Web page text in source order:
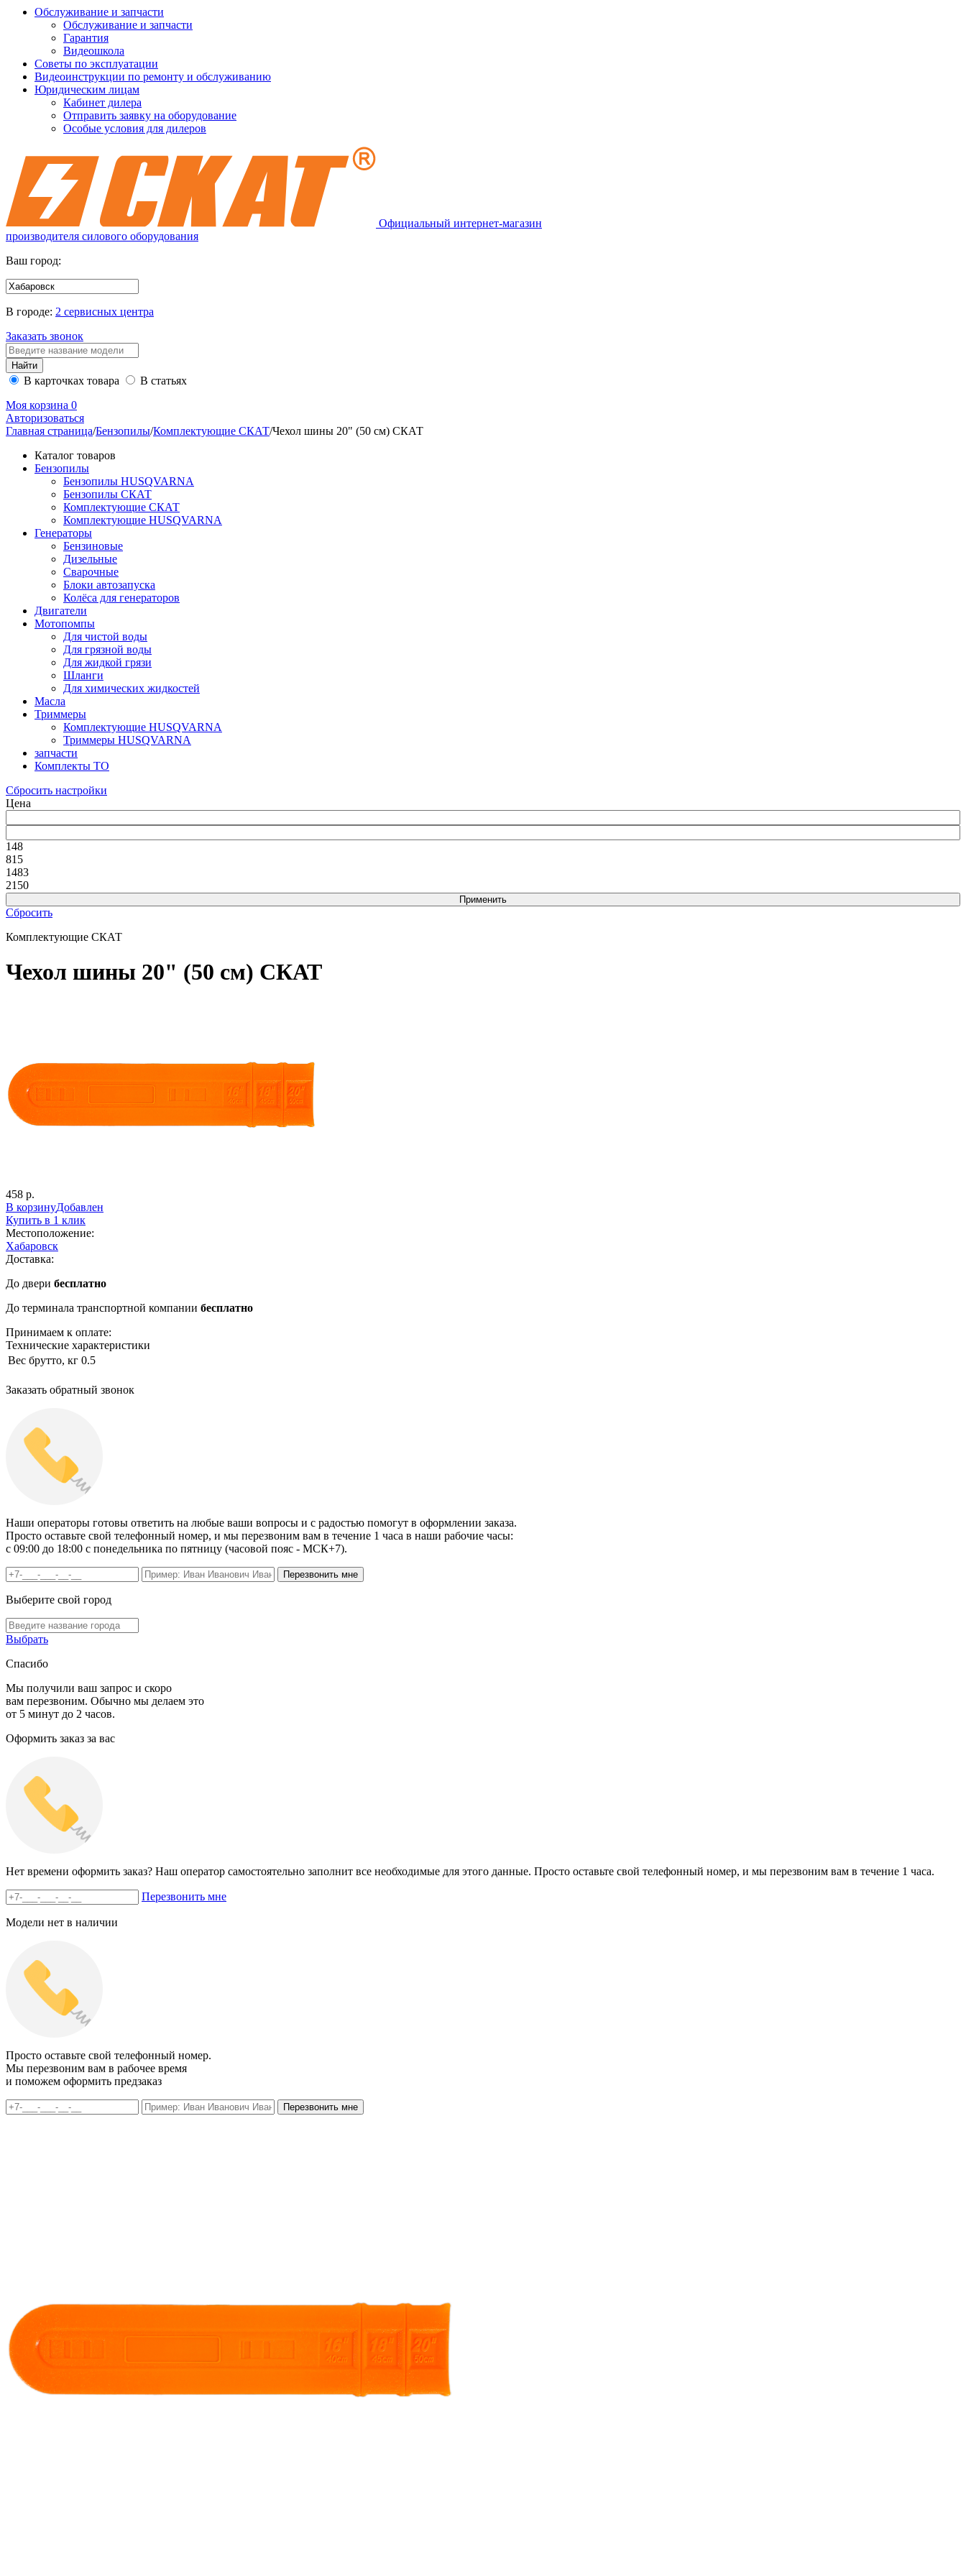
Обслуживание и запчасти
Обслуживание и запчасти
Гарантия
Видеошкола
Советы по эксплуатации
Видеоинструкции по ремонту и обслуживанию
Юридическим лицам
Кабинет дилера
Отправить заявку на оборудование
Особые условия для дилеров
Официальный интернет-магазин
производителя силового оборудования
Ваш город:
В городе: 2 сервисных центра
Заказать звонок
В карточках товара
В статьях
Моя корзина 0
Авторизоваться
Главная страница/Бензопилы/Комплектующие СКАТ/Чехол шины 20" (50 см) СКАТ
Каталог товаров
Бензопилы
Бензопилы HUSQVARNA
Бензопилы СКАТ
Комплектующие СКАТ
Комплектующие HUSQVARNA
Генераторы
Бензиновые
Дизельные
Сварочные
Блоки автозапуска
Колёса для генераторов
Двигатели
Мотопомпы
Для чистой воды
Для грязной воды
Для жидкой грязи
Шланги
Для химических жидкостей
Масла
Триммеры
Комплектующие HUSQVARNA
Триммеры HUSQVARNA
запчасти
Комплекты ТО
Сбросить настройки
Цена
148
815
1483
2150
Сбросить
Комплектующие СКАТ
Чехол шины 20" (50 см) СКАТ
458 р.
В корзинуДобавлен
Купить в 1 клик
Местоположение:
Хабаровск
Доставка:
До двери бесплатно
До терминала транспортной компании бесплатно
Принимаем к оплате:
Технические характеристики
Вес брутто, кг 0.5
Заказать обратный звонок
Наши операторы готовы ответить на любые ваши вопросы и с радостью помогут в оформлении заказа.
Просто оставьте свой телефонный номер, и мы перезвоним вам в течение 1 часа в наши рабочие часы:
c 09:00 до 18:00 с понедельника по пятницу (часовой пояс - МСК+7).
Выберите свой город
Выбрать
Спасибо
Мы получили ваш запрос и скоро
вам перезвоним. Обычно мы делаем это
от 5 минут до 2 часов.
Оформить заказ за вас
Нет времени оформить заказ? Наш оператор самостоятельно заполнит все необходимые для этого данные. Просто оставьте свой телефонный номер, и мы перезвоним вам в течение 1 часа.
Перезвонить мне
Модели нет в наличии
Просто оставьте свой телефонный номер.
Мы перезвоним вам в рабочее время
и поможем оформить предзаказ